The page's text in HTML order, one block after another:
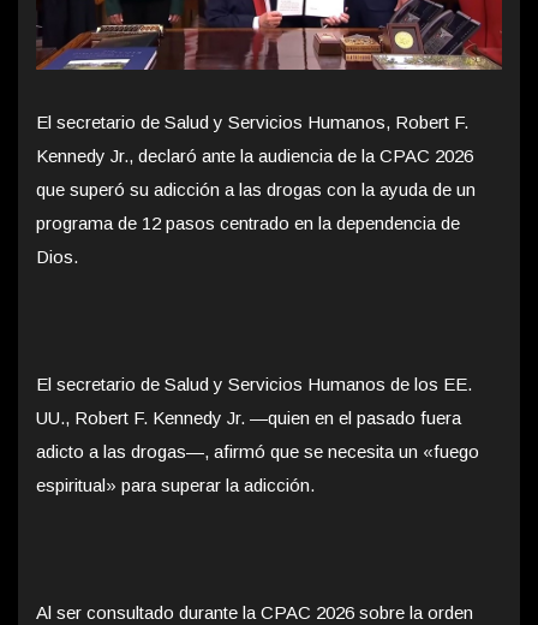
El secretario de Salud y Servicios Humanos, Robert F.
Kennedy Jr., declaró ante la audiencia de la CPAC 2026
que superó su adicción a las drogas con la ayuda de un
programa de 12 pasos centrado en la dependencia de
Dios.
El secretario de Salud y Servicios Humanos de los EE.
UU., Robert F. Kennedy Jr. —quien en el pasado fuera
adicto a las drogas—, afirmó que se necesita un «fuego
espiritual» para superar la adicción.
Al ser consultado durante la CPAC 2026 sobre la orden